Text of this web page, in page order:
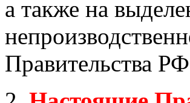
а также на
Правительства